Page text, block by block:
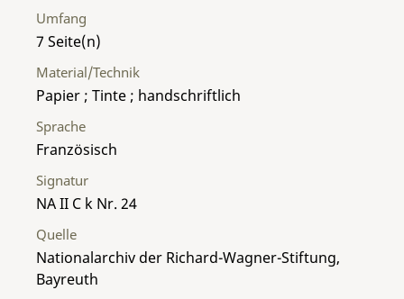
Umfang
7
Material/Technik
Papier ; Tinte ; handschriftlich
Sprache
Französisch
Signatur
NA II C k Nr. 24
Quelle
Nationalarchiv der Richard-Wagner-Stiftung,
Bayreuth